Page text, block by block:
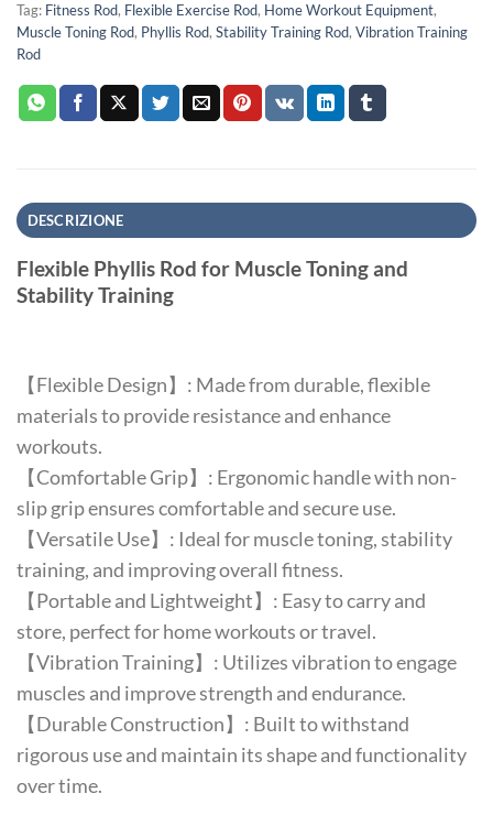
Tag: Fitness Rod, Flexible Exercise Rod, Home Workout Equipment,
Muscle Toning Rod, Phyllis Rod, Stability Training Rod, Vibration Training
Rod
DESCRIZIONE
Flexible Phyllis Rod for Muscle Toning and
Stability Training
【Flexible Design】: Made from durable, flexible
materials to provide resistance and enhance
workouts.
【Comfortable Grip】: Ergonomic handle with non-
slip grip ensures comfortable and secure use.
【Versatile Use】: Ideal for muscle toning, stability
training, and improving overall fitness.
【Portable and Lightweight】: Easy to carry and
store, perfect for home workouts or travel.
【Vibration Training】: Utilizes vibration to engage
muscles and improve strength and endurance.
【Durable Construction】: Built to withstand
rigorous use and maintain its shape and functionality
over time.